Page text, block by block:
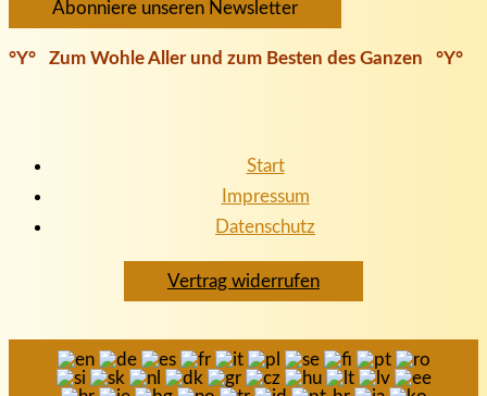
Abonniere unseren Newsletter
°Y° Zum Wohle Aller und zum Besten des Ganzen °Y°
Start
Impressum
Datenschutz
Vertrag widerrufen